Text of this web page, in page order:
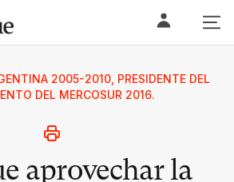
2005-2010, PRESIDENTE DEL
DEL MERCOSUR 2016.
aprovechar la